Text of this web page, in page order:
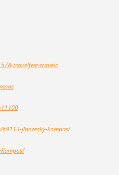
travelfest-travelc
jihocesky-kompas/